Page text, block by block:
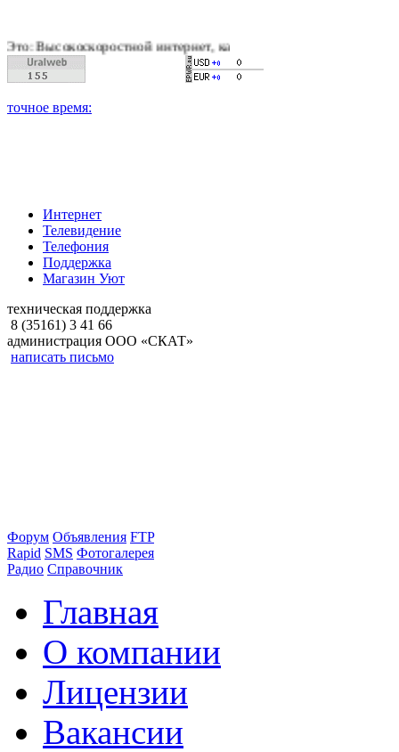
интернет, качественное цифровое и кабельное
Интернет
Телевидение
Телефония
Поддержка
Магазин Уют
техническая поддержка
8 (35161) 3 41 66
администрация ООО «СКАТ»
написать письмо
Форум Объявления FTP
Rapid SMS Фотогалерея
Радио Справочник
Главная
О компании
Лицензии
Вакансии